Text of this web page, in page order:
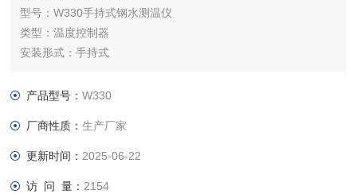
型号：W330手持式钢水测温仪
类型：温度控制器
安装形式：手持式
外形尺寸：标准㎜
产品型号：W330
厂商性质：生产厂家
更新时间： 2025-06-22
访 问 量： 2154